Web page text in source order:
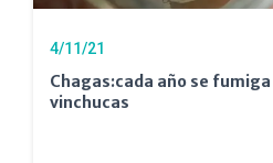
4/11/21
Chagas:cada año se
vinchucas